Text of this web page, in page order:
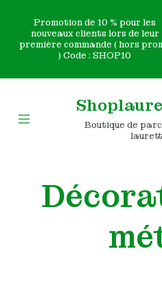
Promotion de 10 % pour les
nouveaux clients lors de leur
première commande ( hors
) Code : SHOP10
content
Boutique de